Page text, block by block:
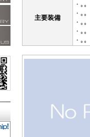
主要装備
・｡｡
・｡｡
・｡｡
・｡｡
・｡｡